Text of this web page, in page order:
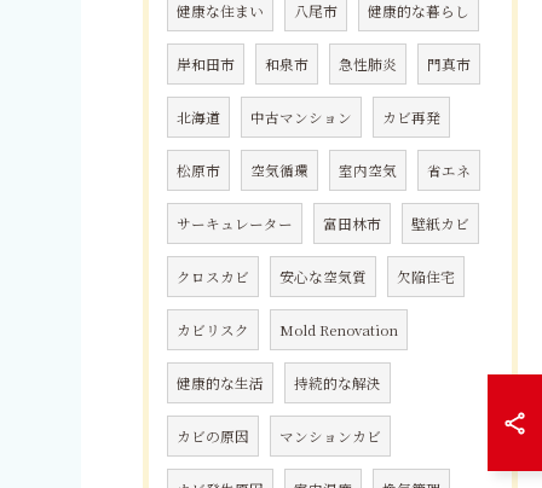
健康な住まい 八尾市 健康的な暮らし
岸和田市 和泉市 急性肺炎 門真市
北海道 中古マンション カビ再発
松原市 空気循環 室内空気 省エネ
サーキュレーター 富田林市 壁紙カビ
クロスカビ 安心な空気質 欠陥住宅
カビリスク Mold Renovation
健康的な生活 持続的な解決
カビの原因 マンションカビ